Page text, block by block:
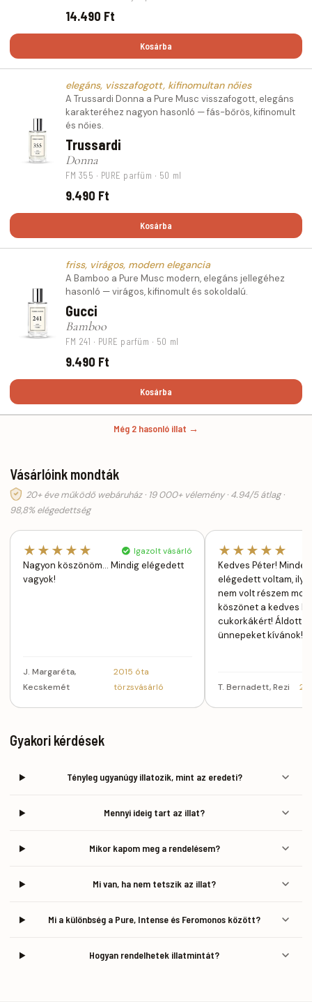
14.490 Ft
Kosárba
elegáns, visszafogott, kifinomultan nőies
A Trussardi Donna a Pure Musc visszafogott, elegáns
karakteréhez nagyon hasonló — fás-bőrös, kifinomult
és nőies.
Trussardi
Donna
FM 355 · PURE parfüm · 50 ml
9.490 Ft
Kosárba
friss, virágos, modern elegancia
A Bamboo a Pure Musc modern, elegáns jellegéhez
hasonló — virágos, kifinomult és sokoldalú.
Gucci
Bamboo
FM 241 · PURE parfüm · 50 ml
9.490 Ft
Kosárba
Még 2 hasonló illat →
Vásárlóink mondták
20+ éve működő webáruház · 19 000+ vélemény · 4.94/5 átlag ·
98,8% elégedettség
★★★★★ Igazolt vásárló
Nagyon köszönöm... Mindig elégedett
vagyok!
J. Margaréta,
Kecskemét
2015 óta
törzsvásárló
★★★★★
Kedves Péter!
elégedett voltam,
nem volt részem
köszönet a kedves
cukorkákért! Áldott
ünnepeket kívánok!
T. Bernadett, Rezi
Gyakori kérdések
Tényleg ugyanúgy illatozik, mint az eredeti?
Mennyi ideig tart az illat?
Mikor kapom meg a rendelésem?
Mi van, ha nem tetszik az illat?
Mi a különbség a Pure, Intense és Feromonos között?
Hogyan rendelhetek illatmintát?